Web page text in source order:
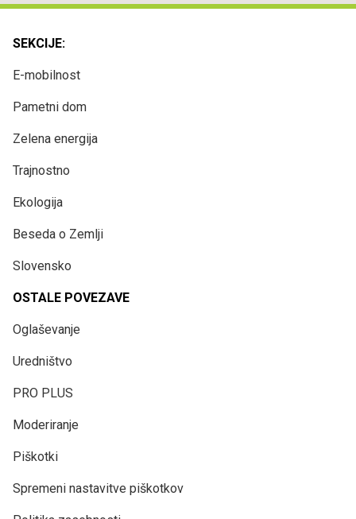
SEKCIJE:
E-mobilnost
Pametni dom
Zelena energija
Trajnostno
Ekologija
Beseda o Zemlji
Slovensko
OSTALE POVEZAVE
Oglaševanje
Uredništvo
PRO PLUS
Moderiranje
Piškotki
Spremeni nastavitve piškotkov